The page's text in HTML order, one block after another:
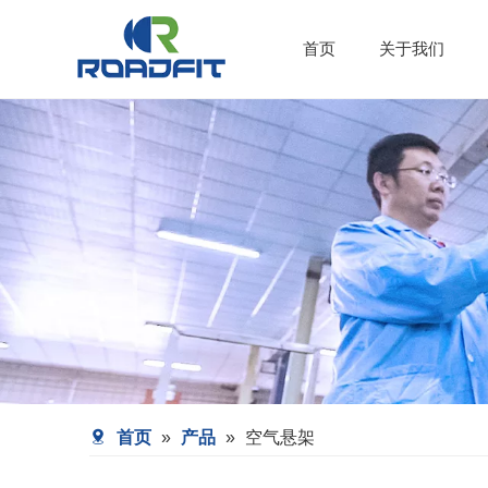
首页 关于我们
首页 » 产品 » 空气悬架